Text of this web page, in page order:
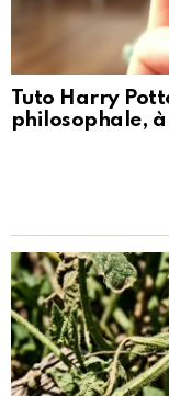
Tuto Harry
philosophale,